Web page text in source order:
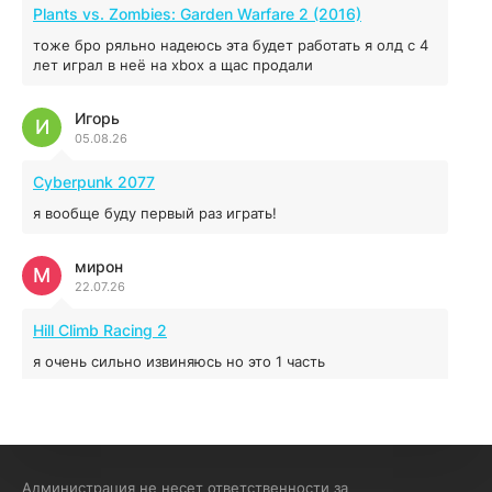
MAFIA: THE OLD COUNTRY
44.98 ГБ 2025
04.12.2025
Red Chaos - The Strict Order
04.12.2025
16.95 ГБ
04.12.2025
Plants vs. Zombies: Garden Warfare 2 (2016)
тоже бро ряльно надеюсь эта будет работать я олд с 4
лет играл в неё на xbox а щас продали
Игорь
05.08.26
И
Cyberpunk 2077
я вообще буду первый раз играть!
мирон
22.07.26
М
Hill Climb Racing 2
я очень сильно извиняюсь но это 1 часть
Администрация не несет ответственности за